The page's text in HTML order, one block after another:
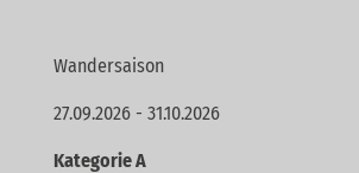
Wandersaison
27.09.2026 - 31.10.2026
Kategorie A